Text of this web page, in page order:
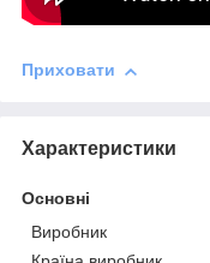
Приховати
Характеристики
Основні
Виробник